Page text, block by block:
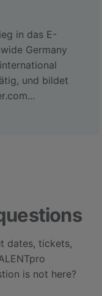
in das E-
Germany
und bildet
dates, tickets,
is not here?